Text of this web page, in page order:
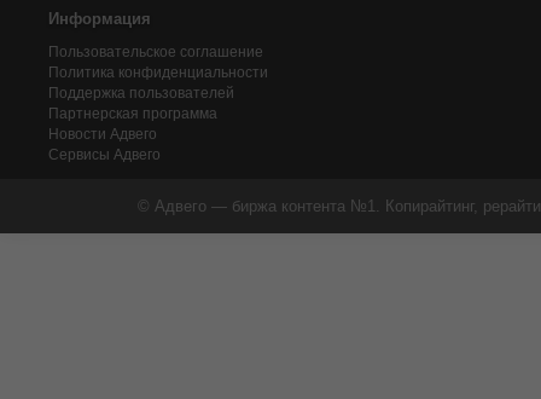
Информация
Пользовательское соглашение
Политика конфиденциальности
Поддержка пользователей
Партнерская программа
Новости Адвего
Сервисы Адвего
© Адвего — биржа контента №1. Копирайтинг,